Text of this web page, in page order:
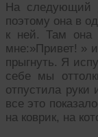
На следующий
поэтому она в
к ней. Там она
мне:»Привет! »
прыгнуть. Я
себе мы
отпустила
все это
на коврик, на